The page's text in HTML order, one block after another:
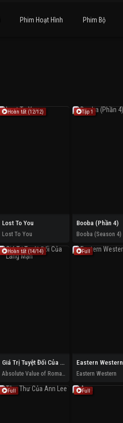
Phim Hoạt Hình Phim Bộ
Hoàn tất (12/12)
Lost To You
Lost To You
Tập 1
Booba (Phần 4)
Booba (Season 4)
Hoàn tất (14/14)
Giá Trị Tuyệt Đối Của Lãng Mạn
Absolute Value of Romance
Full
Eastern Western
Eastern Western
Full Full